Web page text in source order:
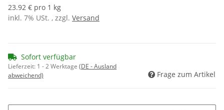
23.92 € pro 1 kg
inkl. 7% USt. , zzgl. Versand
Sofort verfügbar
Lieferzeit: 1 - 2 Werktage (DE - Ausland
abweichend)
Frage zum Artikel